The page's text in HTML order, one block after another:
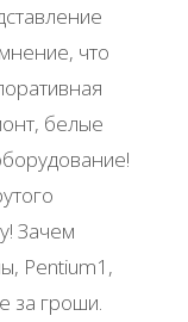
что
белые
Зачем
Pentium1,
за гроши.